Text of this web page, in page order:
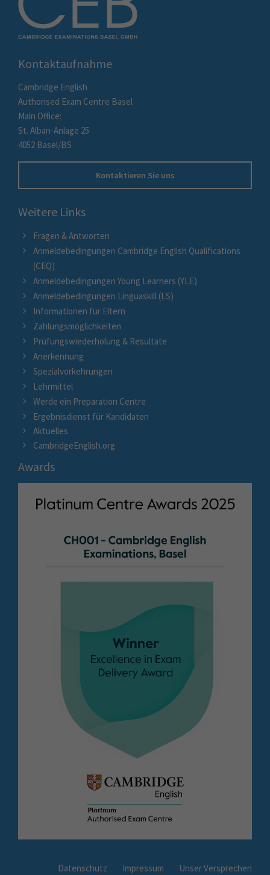
Kontaktaufnahme
Cambridge English
Authorised Exam Centre Basel
Main Office:
St. Alban-Anlage 25
4052 Basel/BS
Kontaktieren Sie uns
Weitere Links
Fragen & Antworten
Anmeldebedingungen Cambridge English Qualifications
(CEQ)
Anmeldebedingungen Young Learners (YLE)
Anmeldebedingungen Linguaskill (LS)
Informationen für Eltern
Zahlungsmöglichkeiten
Prüfungswiederholung & Resultate
Anerkennung
Spezialvorkehrungen
Lehrmittel
Werde ein Preparation Centre
Ergebnisdienst für Kandidaten
Aktuelles
CambridgeEnglish.org
Awards
Datenschutz Impressum Unser Versprechen